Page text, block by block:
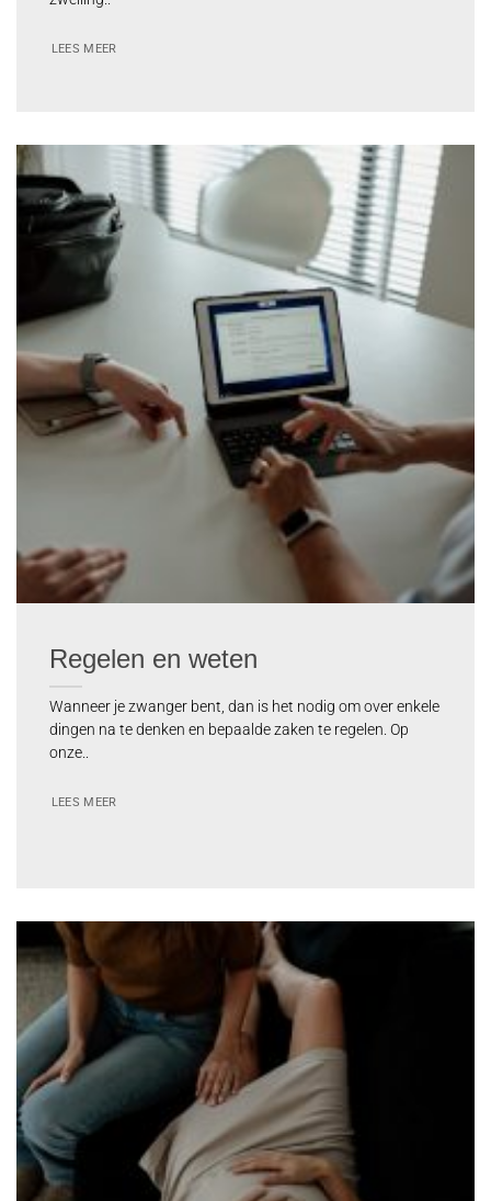
LEES MEER
Regelen en weten
Wanneer je zwanger bent, dan is het nodig om over enkele
dingen na te denken en bepaalde zaken te regelen. Op
onze..
LEES MEER